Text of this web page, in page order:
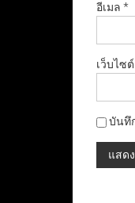
อีเมล *
เว็บไซต์
บันทึ